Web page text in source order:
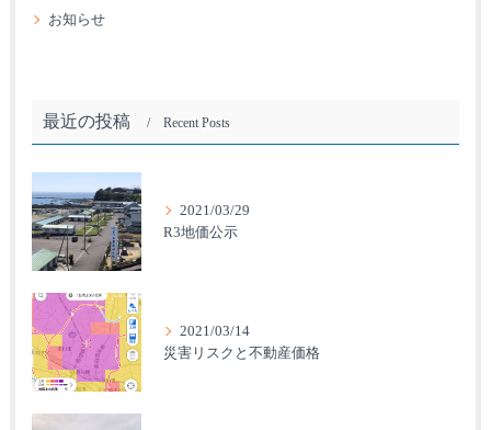
お知らせ
最近の投稿 Recent Posts
2021/03/29
R3地価公示
2021/03/14
災害リスクと不動産価格